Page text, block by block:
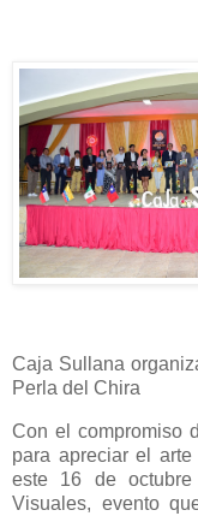
Caja Sullana
Perla del Chira
Con el compromiso
para apreciar el
este 16 de
Visuales, evento